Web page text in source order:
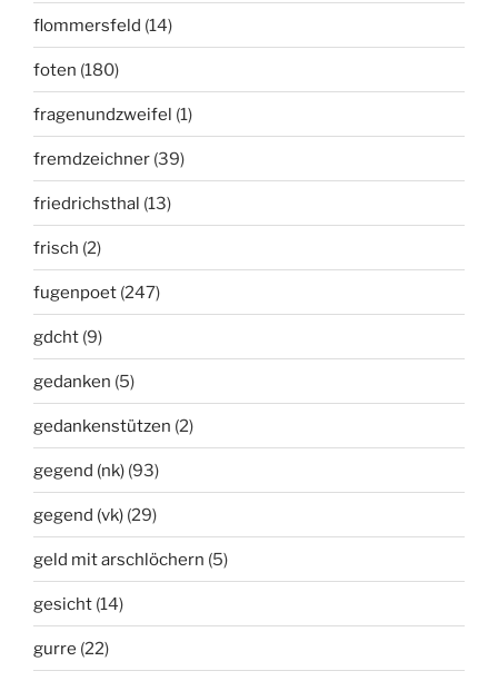
flommersfeld (14)
foten (180)
fragenundzweifel (1)
fremdzeichner (39)
friedrichsthal (13)
frisch (2)
fugenpoet (247)
gdcht (9)
gedanken (5)
gedankenstützen (2)
gegend (nk) (93)
gegend (vk) (29)
geld mit arschlöchern (5)
gesicht (14)
gurre (22)